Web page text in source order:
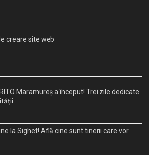
creare site web
Maramureș a început! Trei zile dedicate
la Sighet! Află cine sunt tinerii care vor